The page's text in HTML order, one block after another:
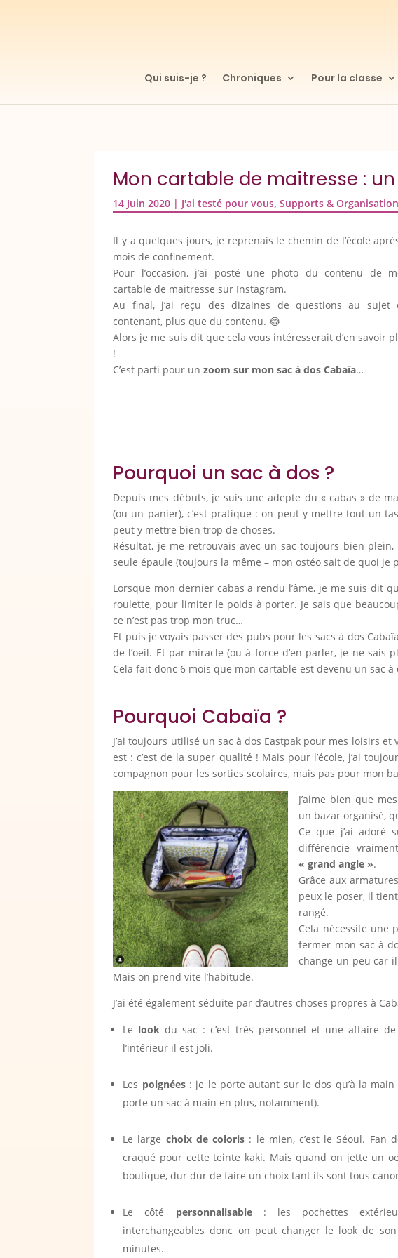
Qui suis-je ? Chroniques Pour la classe
Mon cartable de maitresse :
14 Juin 2020 | J'ai testé pour vous,Supports & Organisation
Il y a quelques jours, je reprenais le chemin de l’école
mois de confinement.
Pour l’occasion, j’ai posté une photo du contenu de
cartable de maitresse sur Instagram.
Au final, j’ai reçu des dizaines de questions au sujet
contenant, plus que du contenu. 😂
Alors je me suis dit que cela vous intéresserait d’en savoir
!
C’est parti pour unzoom sur mon sac à dos Cabaïa…
Pourquoi un sac à dos ?
Depuis mes débuts, je suis une adepte du « cabas » de
(ou un panier), c’est pratique : on peut y mettre tout un
peut y mettre bien trop de choses.
Résultat, je me retrouvais avec un sac toujours bien
seule épaule (toujours la même – mon ostéo sait de quoi je
Lorsque mon dernier cabas a rendu l’âme, je me suis dit
roulette, pour limiter le poids à porter. Je sais que
ce n’est pas trop mon truc…
Et puis je voyais passer des pubs pour les sacs à dos
de l’oeil. Et par miracle (ou à force d’en parler, je ne sais
Cela fait donc 6 mois que mon cartable est devenu un sac à
Pourquoi Cabaïa ?
J’ai toujours utilisé un sac à dos Eastpak pour mes loisirs
est : c’est de la super qualité ! Mais pour l’école, j’ai
compagnon pour les sorties scolaires, mais pas pour mon
J’aime bien que
un bazar organisé,
Ce que j’ai adoré
différencie
« grand angle ».
Grâce aux
peux le poser, il
rangé.
Cela nécessite une
fermer mon sac à
change un peu car
Mais on prend vite l’habitude.
J’ai été également séduite par d’autres choses propres à
Le look du sac : c’est très personnel et une affaire
l’intérieur il est joli.
Les poignées: je le porte autant sur le dos qu’à la main
porte un sac à main en plus, notamment).
Le large choix de coloris : le mien, c’est le Séoul. Fan
craqué pour cette teinte kaki. Mais quand on jette un
boutique, dur dur de faire un choix tant ils sont tous
Le côté personnalisable: les pochettes
interchangeables donc on peut changer le look de
minutes.